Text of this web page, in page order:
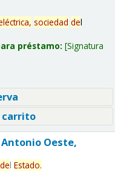
sociedad del
préstamo: Signatura
Oeste,
del Estado.